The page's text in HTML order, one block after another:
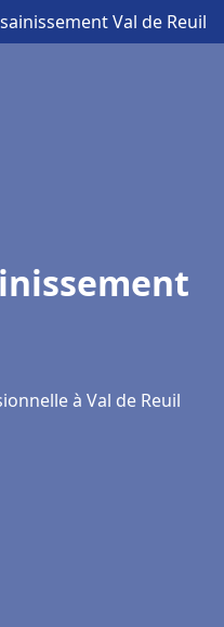
Val de Reuil
à Val de Reuil